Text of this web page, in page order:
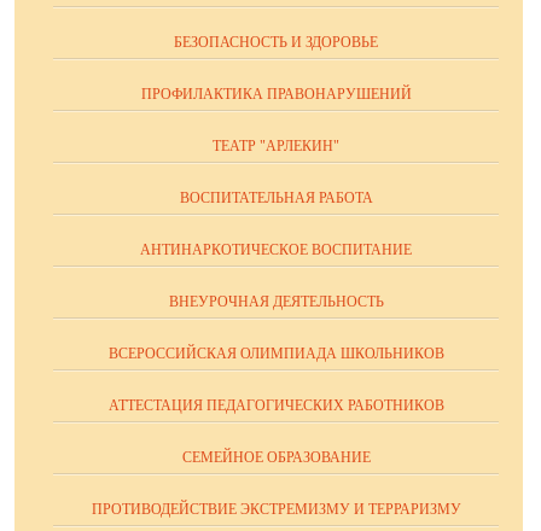
БЕЗОПАСНОСТЬ И ЗДОРОВЬЕ
ПРОФИЛАКТИКА ПРАВОНАРУШЕНИЙ
ТЕАТР "АРЛЕКИН"
ВОСПИТАТЕЛЬНАЯ РАБОТА
АНТИНАРКОТИЧЕСКОЕ ВОСПИТАНИЕ
ВНЕУРОЧНАЯ ДЕЯТЕЛЬНОСТЬ
ВСЕРОССИЙСКАЯ ОЛИМПИАДА ШКОЛЬНИКОВ
АТТЕСТАЦИЯ ПЕДАГОГИЧЕСКИХ РАБОТНИКОВ
СЕМЕЙНОЕ ОБРАЗОВАНИЕ
ПРОТИВОДЕЙСТВИЕ ЭКСТРЕМИЗМУ И ТЕРРАРИЗМУ